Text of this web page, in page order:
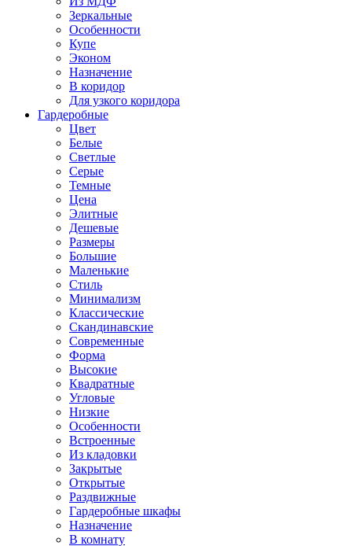
Зеркальные
Особенности
Купе
Эконом
Назначение
В коридор
Для узкого коридора
Гардеробные
Цвет
Белые
Светлые
Серые
Темные
Цена
Элитные
Дешевые
Размеры
Большие
Маленькие
Стиль
Минимализм
Классические
Скандинавские
Современные
Форма
Высокие
Квадратные
Угловые
Низкие
Особенности
Встроенные
Из кладовки
Закрытые
Открытые
Раздвижные
Гардеробные шкафы
Назначение
В комнату